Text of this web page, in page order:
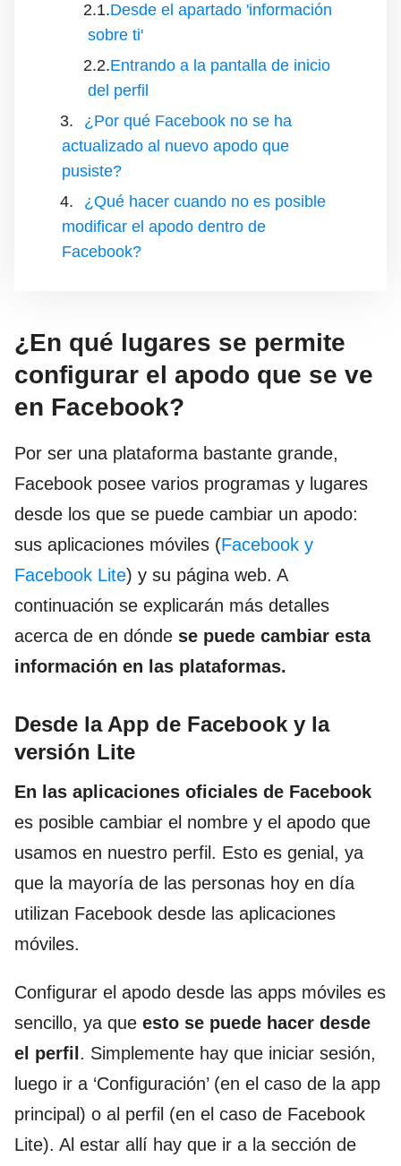
Desde el apartado 'información
sobre ti'
Entrando a la pantalla de inicio
del perfil
¿Por qué Facebook no se ha
actualizado al nuevo apodo que
pusiste?
¿Qué hacer cuando no es posible
modificar el apodo dentro de
Facebook?
¿En qué lugares se permite
configurar el apodo que se ve
en Facebook?
Por ser una plataforma bastante grande,
Facebook posee varios programas y lugares
desde los que se puede cambiar un apodo:
sus aplicaciones móviles (Facebook y
Facebook Lite) y su página web. A
continuación se explicarán más detalles
acerca de en dónde se puede cambiar esta
información en las plataformas.
Desde la App de Facebook y la
versión Lite
En las aplicaciones oficiales de Facebook
es posible cambiar el nombre y el apodo que
usamos en nuestro perfil. Esto es genial, ya
que la mayoría de las personas hoy en día
utilizan Facebook desde las aplicaciones
móviles.
Configurar el apodo desde las apps móviles es
sencillo, ya que esto se puede hacer desde
el perfil . Simplemente hay que iniciar sesión,
luego ir a ‘Configuración’ (en el caso de la app
principal) o al perfil (en el caso de Facebook
Lite). Al estar allí hay que ir a la sección de